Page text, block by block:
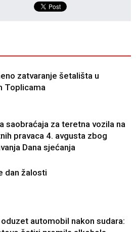
zatvaranje šetališta u
Toplicama
saobraćaja za teretna vozila na
pravaca 4. avgusta zbog
Dana sjećanja
dan žalosti
automobil nakon sudara: